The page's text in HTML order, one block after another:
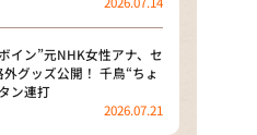
らっしゃい！
軒家
本館
イン”元NHK女性アナ、セ
グッズ公開！ 千鳥“ちょ
ン連打
2026.07.21